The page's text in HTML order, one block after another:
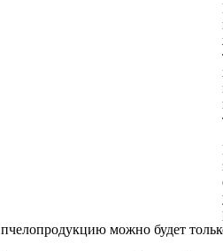
пчелопродукцию можно будет